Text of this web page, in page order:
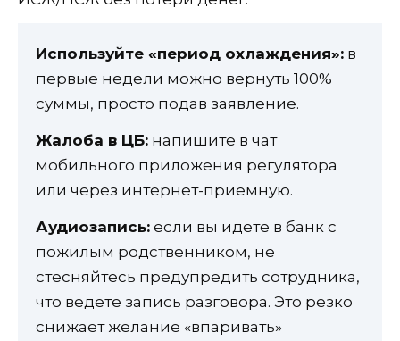
Используйте «период охлаждения»: в
первые недели можно вернуть 100%
суммы, просто подав заявление.
Жалоба в ЦБ: напишите в чат
мобильного приложения регулятора
или через интернет-приемную.
Аудиозапись: если вы идете в банк с
пожилым родственником, не
стесняйтесь предупредить сотрудника,
что ведете запись разговора. Это резко
снижает желание «впаривать»